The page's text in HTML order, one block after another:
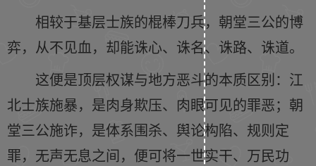
相较于基层士族的棍棒刀兵，朝堂三公的博
弈，从不见血，却能诛心、诛名、诛路、诛道。
这便是顶层权谋与地方恶斗的本质区别：江
北士族施暴，是肉身欺压、肉眼可见的罪恶；朝
堂三公施诈，是体系围杀、舆论构陷、规则定
罪，无声无息之间，便可将一世实干、万民功